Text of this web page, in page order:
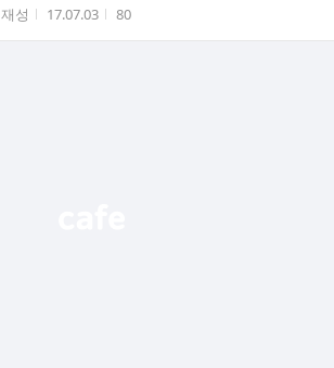
작성자
재성 작성시간
17.07.03 조회수
80